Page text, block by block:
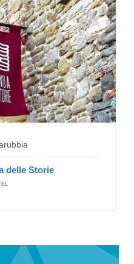
delle Storie